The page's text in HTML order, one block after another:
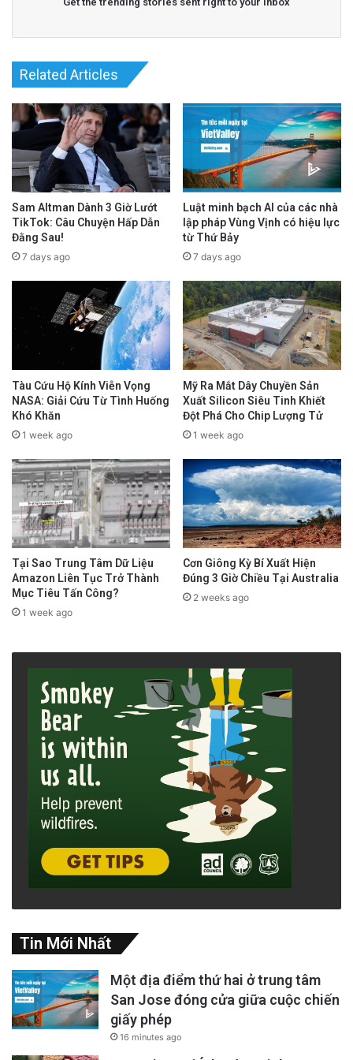
Related Articles
Sam Altman Dành 3 Giờ Lướt
TikTok: Câu Chuyện Hấp Dẫn
Đằng Sau!
7 days ago
Luật minh bạch AI của các nhà
lập pháp Vùng Vịnh có hiệu lực
từ Thứ Bảy
7 days ago
Tàu Cứu Hộ Kính Viễn Vọng
NASA: Giải Cứu Từ Tình Huống
Khó Khăn
1 week ago
Mỹ Ra Mắt Dây Chuyền Sản
Xuất Silicon Siêu Tinh Khiết
Đột Phá Cho Chip Lượng Tử
1 week ago
Tại Sao Trung Tâm Dữ Liệu
Amazon Liên Tục Trở Thành
Mục Tiêu Tấn Công?
1 week ago
Cơn Giông Kỳ Bí Xuất Hiện
Đúng 3 Giờ Chiều Tại Australia
2 weeks ago
Tin Mới Nhất
Một địa điểm thứ hai ở trung tâm
San Jose đóng cửa giữa cuộc chiến
giấy phép
16 minutes ago